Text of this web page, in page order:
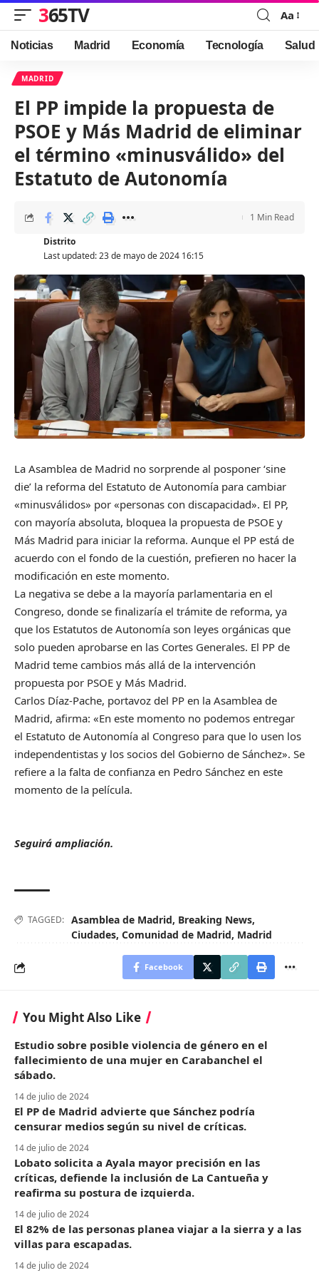
365TV
Font
Resizer
Aa
Noticias Madrid Economía Tecnología Salud
MADRID
El PP impide la propuesta de
PSOE y Más Madrid de eliminar
el término «minusválido» del
Estatuto de Autonomía
Last updated: 23 de mayo de 2024 16:15
Distrito
1 Min Read
La Asamblea de Madrid no sorprende al posponer ‘sine
die’ la reforma del Estatuto de Autonomía para cambiar
«minusválidos» por «personas con discapacidad». El PP,
con mayoría absoluta, bloquea la propuesta de PSOE y
Más Madrid para iniciar la reforma. Aunque el PP está de
acuerdo con el fondo de la cuestión, prefieren no hacer la
modificación en este momento.
La negativa se debe a la mayoría parlamentaria en el
Congreso, donde se finalizaría el trámite de reforma, ya
que los Estatutos de Autonomía son leyes orgánicas que
solo pueden aprobarse en las Cortes Generales. El PP de
Madrid teme cambios más allá de la intervención
propuesta por PSOE y Más Madrid.
Carlos Díaz-Pache, portavoz del PP en la Asamblea de
Madrid, afirma: «En este momento no podemos entregar
el Estatuto de Autonomía al Congreso para que lo usen los
independentistas y los socios del Gobierno de Sánchez». Se
refiere a la falta de confianza en Pedro Sánchez en este
momento de la película.
Seguirá ampliación.
TAGGED: Asamblea de Madrid, Breaking News,
Ciudades, Comunidad de Madrid, Madrid
Facebook
You Might Also Like
Estudio sobre posible violencia de género en el
fallecimiento de una mujer en Carabanchel el
sábado.
14 de julio de 2024
El PP de Madrid advierte que Sánchez podría
censurar medios según su nivel de críticas.
14 de julio de 2024
Lobato solicita a Ayala mayor precisión en las
críticas, defiende la inclusión de La Cantueña y
reafirma su postura de izquierda.
14 de julio de 2024
El 82% de las personas planea viajar a la sierra y a las
villas para escapadas.
14 de julio de 2024